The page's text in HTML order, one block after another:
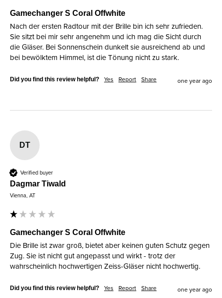
Gamechanger S Coral Offwhite
Nach der ersten Radtour mit der Brille bin ich sehr zufrieden.
Sie sitzt bei mir sehr angenehm und ich mag die Sicht durch
die Gläser. Bei Sonnenschein dunkelt sie ausreichend ab und
bei bewölktem Himmel, ist die Tönung nicht zu stark.
Did you find this review helpful? Yes Report Share one year ago
DT
Verified buyer
Dagmar Tiwald
Vienna, AT
Gamechanger S Coral Offwhite
Die Brille ist zwar groß, bietet aber keinen guten Schutz gegen
Zug. Sie ist nicht gut angepasst und wirkt - trotz der
wahrscheinlich hochwertigen Zeiss-Gläser nicht hochwertig.
Did you find this review helpful? Yes Report Share one year ago